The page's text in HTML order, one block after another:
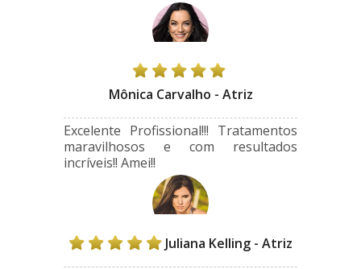
Mônica Carvalho - Atriz
Excelente Profissional!!! Tratamentos
maravilhosos e com resultados
incríveis!! Amei!!
Juliana Kelling - Atriz